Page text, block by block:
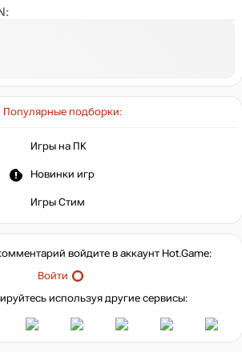
Популярные подборки:
Игры на ПК
Новинки игр
Игры Стим
войдите в аккаунт Hot.Game:
Войти
используя другие сервисы: